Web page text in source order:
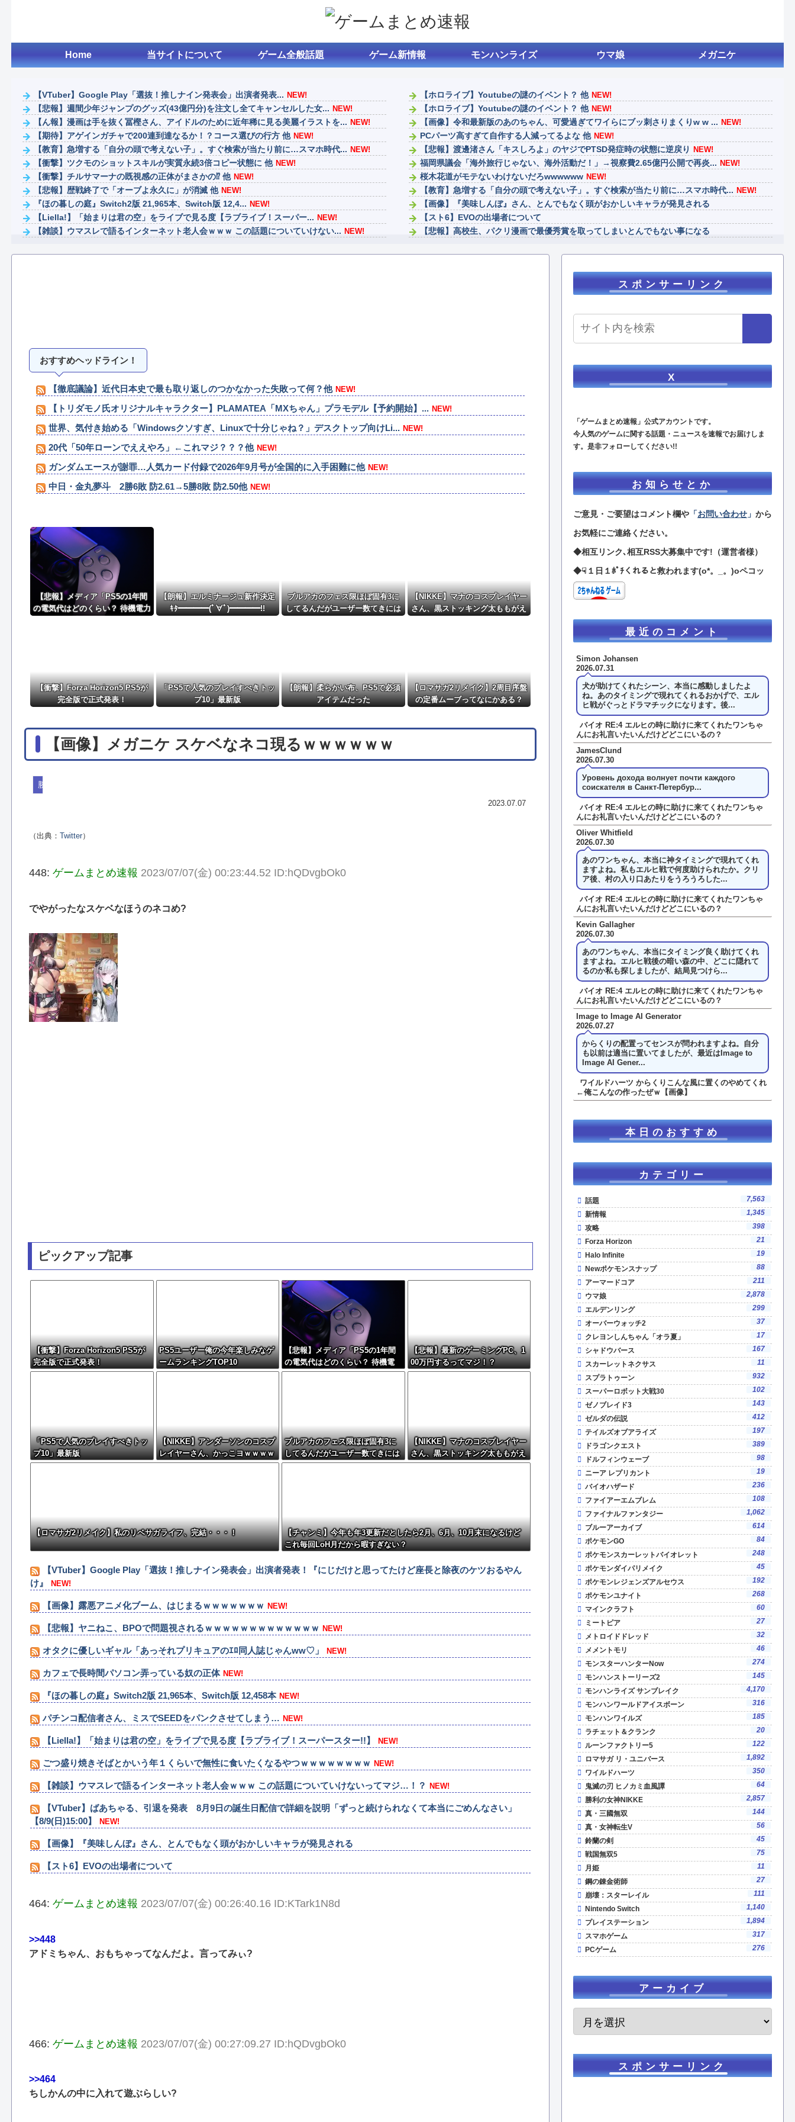
Home 当サイトについて ゲーム全般話題 ゲーム新情報 モンハンライズ ウマ娘 メガニケ
【VTuber】Google Play「選抜！推しナイン発表会」出演者発表... NEW!
【悲報】週間少年ジャンプのグッズ(43億円分)を注文し全てキャンセルした女... NEW!
【ん報】漫画は手を抜く冨樫さん、アイドルのために近年稀に見る美麗イラストを... NEW!
【期待】アゲインガチャで200連到達なるか！？コース選びの行方 他 NEW!
【教育】急増する「自分の頭で考えない子」。すぐ検索が当たり前に…スマホ時代... NEW!
【衝撃】ツクモのショットスキルが実質永続3倍コピー状態に 他 NEW!
【衝撃】チルサマーナの既視感の正体がまさかの⁉️ 他 NEW!
【悲報】歴戦終了で「オーブよ永久に」が消滅 他 NEW!
『ほの暮しの庭』Switch2版 21,965本、Switch版 12,4... NEW!
【Liella!】「始まりは君の空」をライブで見る度【ラブライブ！スーパー... NEW!
【雑談】ウマスレで語るインターネット老人会ｗｗｗ この話題についていけない... NEW!
【ホロライブ】Youtubeの謎のイベント？ 他 NEW!
【ホロライブ】Youtubeの謎のイベント？ 他 NEW!
【画像】令和最新版のあのちゃん、可愛過ぎてワイらにブッ刺さりまくりw w ... NEW!
PCパーツ高すぎて自作する人減ってるよな 他 NEW!
【悲報】渡邊渚さん「キスしろよ」のヤジでPTSD発症時の状態に逆戻り NEW!
福岡県議会「海外旅行じゃない、海外活動だ！」→視察費2.65億円公開で再炎... NEW!
桜木花道がモテないわけないだろwwwwww NEW!
【教育】急増する「自分の頭で考えない子」。すぐ検索が当たり前に…スマホ時代... NEW!
【画像】『美味しんぼ』さん、とんでもなく頭がおかしいキャラが発見される
【スト6】EVOの出場者について
【悲報】高校生、パクリ漫画で最優秀賞を取ってしまいとんでもない事になる
ナイトレインは成功したけど、ダスクブラッドは爆死しそうだよね笑
おすすめヘッドライン！
【徹底議論】近代日本史で最も取り返しのつかなかった失敗って何？他 NEW!
【トリダモノ氏オリジナルキャラクター】PLAMATEA「MXちゃん」プラモデル【予約開始】... NEW!
世界、気付き始める「Windowsクソすぎ、Linuxで十分じゃね？」デスクトップ向けLi... NEW!
20代「50年ローンでええやろ」←これマジ？？？他 NEW!
ガンダムエースが謝罪…人気カード付録で2026年9月号が全国的に入手困難に他 NEW!
中日・金丸夢斗 2勝6敗 防2.61→5勝8敗 防2.50他 NEW!
『ほの暮しの庭』Switch2版 21,965本、Switch版 12,458本他
【ウマ娘】世間じゃなんか小さくてかわいい奴が流行ってるらしいな？他
パチンコ配信者さん、ミスでSEEDをパンクさせてしまう…他
【悲報】メディア「PS5の1年間
の電気代はどのくらい？ 待機電力
【朗報】エルミナージュ新作決定
ｷﾀ━━━━(ﾟ∀ﾟ)━━━━!!
ブルアカのフェス限ほぼ固有3に
してるんだがユーザー数てきには
【NIKKE】マナのコスプレイヤー
さん、黒ストッキング太ももがえ
【衝撃】Forza Horizon5 PS5が
完全版で正式発表！
「PS5で人気のプレイすべきトッ
プ10」最新版
【朗報】柔らかい布、PS5で必須
アイテムだった
【ロマサガ2リメイク】2周目序盤
の定番ムーブってなにかある？
【画像】メガニケ スケベなネコ現るｗｗｗｗｗｗ
勝利の女神NIKKE
2023.07.07
（出典： Twitter）
448: ゲームまとめ速報 2023/07/07(金) 00:23:44.52 ID:hQDvgbOk0
でやがったなスケベなほうのネコめ?
ピックアップ記事
【衝撃】Forza Horizon5 PS5が
完全版で正式発表！
PS5ユーザー俺の今年楽しみなゲ
ームランキングTOP10
【悲報】メディア「PS5の1年間
の電気代はどのくらい？ 待機電
力には注意すべき？」
【悲報】最新のゲーミングPC、1
00万円するってマジ！？
「PS5で人気のプレイすべきトッ
プ10」最新版
【NIKKE】アンダーソンのコスプ
レイヤーさん、かっこヨｗｗｗｗ
ｗｗ
ブルアカのフェス限ほぼ固有3に
してるんだがユーザー数てきには
どんなもん？
【NIKKE】マナのコスプレイヤー
さん、黒ストッキング太ももがえ
ちえちィ！
【ロマサガ2リメイク】私のリベサガライフ、完結・・・！
【チャンミ】今年も年3更新だとしたら2月、6月、10月末になるけど
これ毎回LoH月だから暇すぎない？
【VTuber】Google Play「選抜！推しナイン発表会」出演者発表！『にじだけと思ってたけど座長と除夜のケツおるやん
け』
NEW!
【画像】露悪アニメ化ブーム、はじまるｗｗｗｗｗｗｗ NEW!
【悲報】ヤニねこ、BPOで問題視されるｗｗｗｗｗｗｗｗｗｗｗｗｗ NEW!
オタクに優しいギャル「あっそれプリキュアのｴﾛ同人誌じゃんww♡」 NEW!
カフェで長時間パソコン弄っている奴の正体 NEW!
『ほの暮しの庭』Switch2版 21,965本、Switch版 12,458本 NEW!
パチンコ配信者さん、ミスでSEEDをパンクさせてしまう… NEW!
【Liella!】「始まりは君の空」をライブで見る度【ラブライブ！スーパースター!!】 NEW!
ごつ盛り焼きそばとかいう年１くらいで無性に食いたくなるやつｗｗｗｗｗｗｗｗ NEW!
【雑談】ウマスレで語るインターネット老人会ｗｗｗ この話題についていけないってマジ…！？ NEW!
【VTuber】ばあちゃる、引退を発表 8月9日の誕生日配信で詳細を説明「ずっと続けられなくて本当にごめんなさい」
【8/9(日)15:00】
NEW!
【画像】『美味しんぼ』さん、とんでもなく頭がおかしいキャラが発見される
【スト6】EVOの出場者について
464: ゲームまとめ速報 2023/07/07(金) 00:26:40.16 ID:KTark1N8d
>>448
アドミちゃん、おもちゃってなんだよ。言ってみぃ?
466: ゲームまとめ速報 2023/07/07(金) 00:27:09.27 ID:hQDvgbOk0
>>464
ちしかんの中に入れて遊ぶらしい?
スポンサーリンク
X
「ゲームまとめ速報」公式アカウントです。
今人気のゲームに関する話題・ニュースを速報でお届けしま
す。是非フォローしてください!!
お知らせとか
ご意見・ご要望はコメント欄や 「お問い合わせ 」 から
お気軽にご連絡ください。
◆相互リンク､相互RSS大募集中です!（運営者様）
◆☟１日１ﾎﾟﾁくれると救われます(o*。_。)oペコッ
最近のコメント
Simon Johansen
2026.07.31
犬が助けてくれたシーン、本当に感動しましたよ
ね。あのタイミングで現れてくれるおかげで、エル
ヒ戦がぐっとドラマチックになります。後...
バイオ RE:4 エルヒの時に助けに来てくれたワンちゃ
んにお礼言いたいんだけどどこにいるの？
JamesClund
2026.07.30
Уровень дохода волнует почти каждого
соискателя в Санкт-Петербур...
バイオ RE:4 エルヒの時に助けに来てくれたワンちゃ
んにお礼言いたいんだけどどこにいるの？
Oliver Whitfield
2026.07.30
あのワンちゃん、本当に神タイミングで現れてくれ
ますよね。私もエルヒ戦で何度助けられたか。クリ
ア後、村の入り口あたりをうろうろした...
バイオ RE:4 エルヒの時に助けに来てくれたワンちゃ
んにお礼言いたいんだけどどこにいるの？
Kevin Gallagher
2026.07.30
あのワンちゃん、本当にタイミング良く助けてくれ
ますよね。エルヒ戦後の暗い森の中、どこに隠れて
るのか私も探しましたが、結局見つけら...
バイオ RE:4 エルヒの時に助けに来てくれたワンちゃ
んにお礼言いたいんだけどどこにいるの？
Image to Image AI Generator
2026.07.27
からくりの配置ってセンスが問われますよね。自分
も以前は適当に置いてましたが、最近はImage to
Image AI Gener...
ワイルドハーツ からくりこんな風に置くのやめてくれ
←俺こんなの作ったぜｗ【画像】
本日のおすすめ
カテゴリー
話題
7,563
新情報
1,345
攻略
398
Forza Horizon
21
Halo Infinite
19
Newポケモンスナップ
88
アーマードコア
211
ウマ娘
2,878
エルデンリング
299
オーバーウォッチ2
37
クレヨンしんちゃん「オラ夏」
17
シャドウバース
167
スカーレットネクサス
11
スプラトゥーン
932
スーパーロボット大戦30
102
ゼノブレイド3
143
ゼルダの伝説
412
テイルズオブアライズ
197
ドラゴンクエスト
389
ドルフィンウェーブ
98
ニーア レプリカント
19
バイオハザード
236
ファイアーエムブレム
108
ファイナルファンタジー
1,062
ブルーアーカイブ
614
ポケモンGO
84
ポケモンスカーレットバイオレット
248
ポケモンダイパリメイク
45
ポケモンレジェンズアルセウス
192
ポケモンユナイト
268
マインクラフト
60
ミートピア
27
メトロイドドレッド
32
メメントモリ
46
モンスターハンターNow
274
モンハンストーリーズ2
145
モンハンライズ サンブレイク
4,170
モンハンワールドアイスボーン
316
モンハンワイルズ
185
ラチェット＆クランク
20
ルーンファクトリー5
122
ロマサガ リ・ユニバース
1,892
ワイルドハーツ
350
鬼滅の刃 ヒノカミ血風譚
64
勝利の女神NIKKE
2,857
真・三國無双
144
真・女神転生V
56
鈴蘭の剣
45
戦国無双5
75
月姫
11
鋼の錬金術師
27
崩壊：スターレイル
111
Nintendo Switch
1,140
プレイステーション
1,894
スマホゲーム
317
PCゲーム
276
アーカイブ
スポンサーリンク